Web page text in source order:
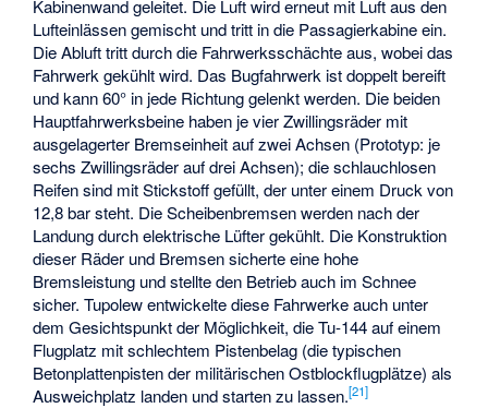
Kabinenwand geleitet. Die Luft wird erneut mit Luft aus den
Lufteinlässen gemischt und tritt in die Passagierkabine ein.
Die Abluft tritt durch die Fahrwerksschächte aus, wobei das
Fahrwerk gekühlt wird. Das Bugfahrwerk ist doppelt bereift
und kann 60° in jede Richtung gelenkt werden. Die beiden
Hauptfahrwerksbeine haben je vier Zwillingsräder mit
ausgelagerter Bremseinheit auf zwei Achsen (Prototyp: je
sechs Zwillingsräder auf drei Achsen); die schlauchlosen
Reifen sind mit Stickstoff gefüllt, der unter einem Druck von
12,8 bar steht. Die Scheibenbremsen werden nach der
Landung durch elektrische Lüfter gekühlt. Die Konstruktion
dieser Räder und Bremsen sicherte eine hohe
Bremsleistung und stellte den Betrieb auch im Schnee
sicher. Tupolew entwickelte diese Fahrwerke auch unter
dem Gesichtspunkt der Möglichkeit, die Tu-144 auf einem
Flugplatz mit schlechtem Pistenbelag (die typischen
Betonplattenpisten der militärischen Ostblockflugplätze) als
Ausweichplatz landen und starten zu lassen.[21]